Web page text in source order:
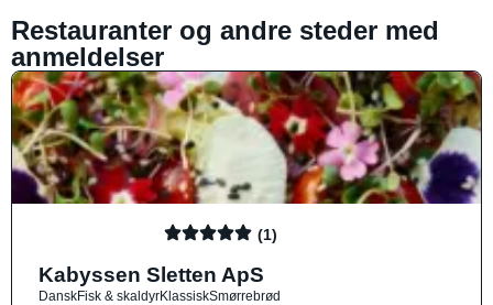
Restauranter og andre steder med
anmeldelser
(1)
Kabyssen Sletten ApS
DanskFisk & skaldyrKlassiskSmørrebrød